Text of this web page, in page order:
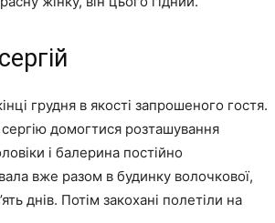
грудня в якості запрошеного гостя.
домогтися розташування
і балерина постійно
вже разом в будинку волочкової,
днів. Потім закохані полетіли на